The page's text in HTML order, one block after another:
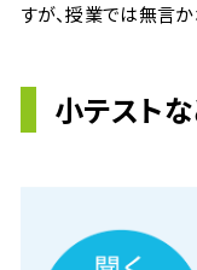
すが、授業では無言か
小テスト